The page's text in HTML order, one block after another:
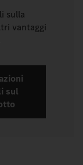
sulla
vantaggi
sul